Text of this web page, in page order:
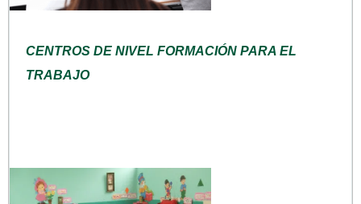
CENTROS DE NIVEL FORMACIÓN PARA EL
TRABAJO